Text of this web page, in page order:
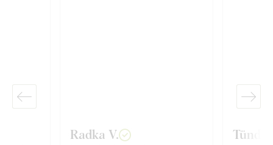
Radka V. Tünde